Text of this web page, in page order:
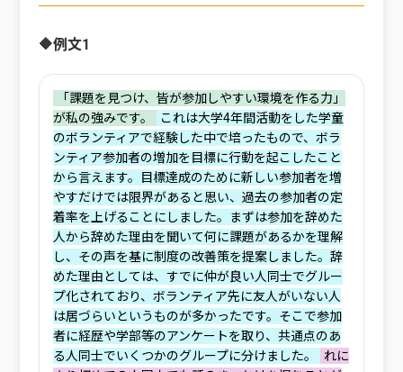
🔶例文1
‌‌「課題を見つけ、皆が参加しやすい環境を作る力」
が私の強みです。
‌これは大学4年間活動をした学童
のボランティアで経験した中で培ったもので、ボラ
ンティア参加者の増加を目標に行動を起こしたこと
から言えます。目標達成のために新しい参加者を増
やすだけでは限界があると思い、過去の参加者の定
着率を上げることにしました。まずは参加を辞めた
人から辞めた理由を聞いて何に課題があるかを理解
し、その声を基に制度の改善策を提案しました。辞
めた理由としては、すでに仲が良い人同士でグルー
プ化されており、ボランティア先に友人がいない人
は居づらいというものが多かったです。そこで参加
者に経歴や学部等のアンケートを取り、共通点のあ
る人同士でいくつかのグループに分けました。
れに